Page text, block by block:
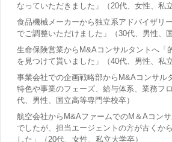
なっていただきました」（20代、女性、私
食品機械メーカーから独立系アドバイザリ
でご調整いただけました」（30代、男性、
生命保険営業からM&Aコンサルタントへ「
を見つけて貰いました」（40代、男性、私
事業会社での企画戦略部からM&Aコンサ
特色や事業のフェーズ、給与体系、業務フ
代、男性、国立高等専門学校卒）
航空会社からM&AファームでのM＆Aコン
でしたが、担当エージェントの方が古くか
した」（20代、女性、私立大学卒）